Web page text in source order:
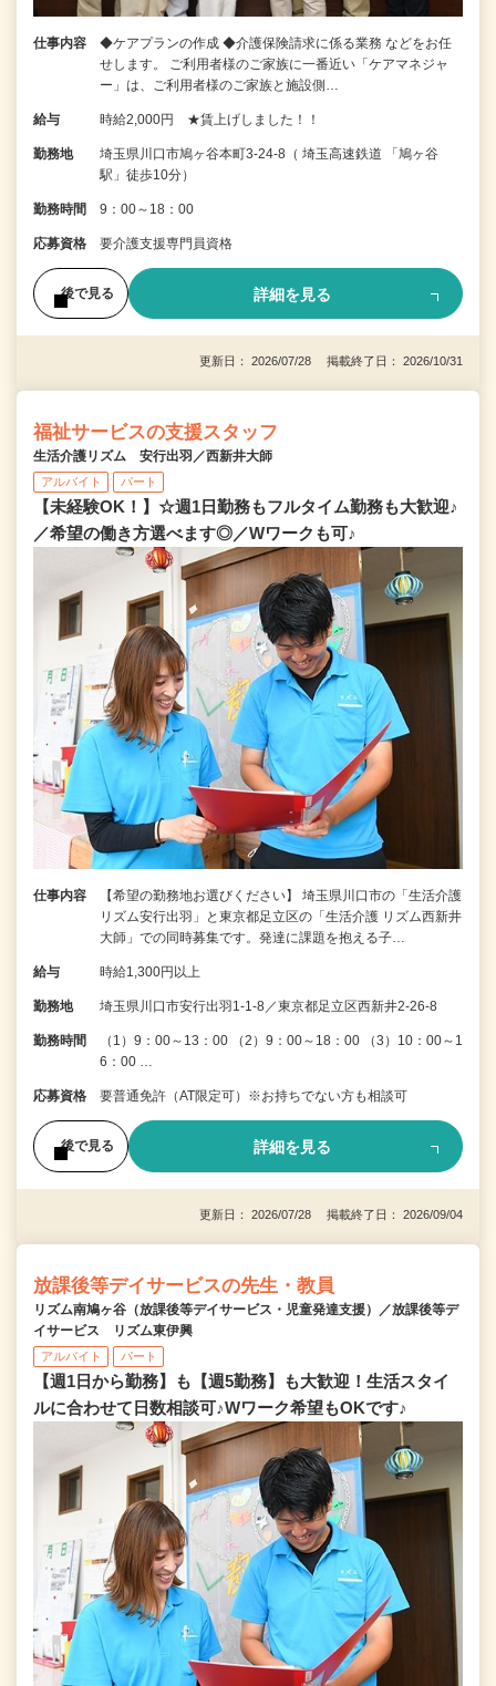
仕事内容
◆ケアプランの作成 ◆介護保険請求に係る業務 などをお任
せします。 ご利用者様のご家族に一番近い「ケアマネジャ
ー」は、ご利用者様のご家族と施設側…
給与 時給2,000円 ★賃上げしました！！
勤務地
埼玉県川口市鳩ヶ谷本町3-24-8（ 埼玉高速鉄道 「鳩ヶ谷
駅」徒歩10分）
勤務時間 9：00～18：00
応募資格 要介護支援専門員資格
後で見る 詳細を見る
更新日： 2026/07/28 掲載終了日： 2026/10/31
福祉サービスの支援スタッフ
生活介護リズム 安行出羽／西新井大師
アルバイト パート
【未経験OK！】☆週1日勤務もフルタイム勤務も大歓迎♪
／希望の働き方選べます◎／Wワークも可♪
仕事内容
【希望の勤務地お選びください】 埼玉県川口市の「生活介護
リズム安行出羽」と東京都足立区の「生活介護 リズム西新井
大師」での同時募集です。発達に課題を抱える子…
給与 時給1,300円以上
勤務地 埼玉県川口市安行出羽1-1-8／東京都足立区西新井2-26-8
勤務時間
（1）9：00～13：00 （2）9：00～18：00 （3）10：00～1
6：00 …
応募資格 要普通免許（AT限定可）※お持ちでない方も相談可
後で見る 詳細を見る
更新日： 2026/07/28 掲載終了日： 2026/09/04
放課後等デイサービスの先生・教員
リズム南鳩ヶ谷（放課後等デイサービス・児童発達支援）／放課後等デ
イサービス リズム東伊興
アルバイト パート
【週1日から勤務】も【週5勤務】も大歓迎！生活スタイ
ルに合わせて日数相談可♪Wワーク希望もOKです♪